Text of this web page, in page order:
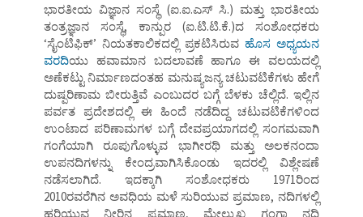
ಭಾರತೀಯ ವಿಜ್ಞಾನ ಸಂಸ್ಥೆ (ಐ.ಐ.ಎಸ್ ಸಿ.) ಮತ್ತು ಭಾರತೀಯ
ತಂತ್ರಜ್ಞಾನ ಸಂಸ್ಥೆ, ಕಾನ್ಪುರ (ಐ.ಟಿ.ಟಿ.ಕೆ.)ದ ಸಂಶೋಧಕರು
‘ಸೈಂಟಿಫಿಕ್’ ನಿಯತಕಾಲಿಕದಲ್ಲಿ ಪ್ರಕಟಿಸಿರುವ ಹೊಸ ಅಧ್ಯಯನ
ವರದಿಯು ಹವಾಮಾನ ಬದಲಾವಣೆ ಹಾಗೂ ಈ ವಲಯದಲ್ಲಿ
ಅಣೆಕಟ್ಟು ನಿರ್ಮಾಣದಂತಹ ಮನುಷ್ಯಜನ್ಯ ಚಟುವಟಿಕೆಗಳು ಹೇಗೆ
ದುಷ್ಪರಿಣಾಮ ಬೀರುತ್ತಿವೆ ಎಂಬುದರ ಬಗ್ಗೆ ಬೆಳಕು ಚೆಲ್ಲಿದೆ. ಇಲ್ಲಿನ
ಪರ್ವತ ಪ್ರದೇಶದಲ್ಲಿ ಈ ಹಿಂದೆ ನಡೆದಿದ್ದ ಚಟುವಟಿಕೆಗಳಿಂದ
ಉಂಟಾದ ಪರಿಣಾಮಗಳ ಬಗ್ಗೆ ದೇವಪ್ರಯಾಗದಲ್ಲಿ ಸಂಗಮವಾಗಿ
ಗಂಗೆಯಾಗಿ ರೂಪುಗೊಳ್ಳುವ ಭಾಗೀರಥಿ ಮತ್ತು ಅಲಕನಂದಾ
ಉಪನದಿಗಳನ್ನು ಕೇಂದ್ರವಾಗಿಸಿಕೊಂಡು ಇದರಲ್ಲಿ ವಿಶ್ಲೇಷಣೆ
ನಡೆಸಲಾಗಿದೆ. ಇದಕ್ಕಾಗಿ ಸಂಶೋಧಕರು 1971ರಿಂದ
2010ರವರೆಗಿನ ಅವಧಿಯ ಮಳೆ ಸುರಿಯುವ ಪ್ರಮಾಣ, ನದಿಗಳಲ್ಲಿ
ಹರಿಯುವ ನೀರಿನ ಪ್ರಮಾಣ, ಮೇಲ್ಮುಖ ಗಂಗಾ ನದಿ